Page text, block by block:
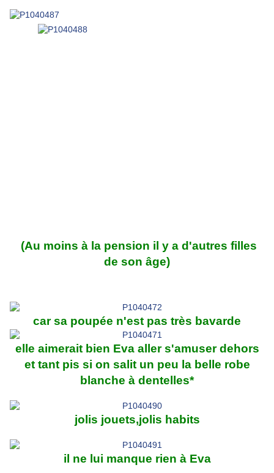
(Au moins à la pension il y a d'autres filles
de son âge)
car sa poupée n'est pas très bavarde
elle aimerait bien Eva aller s'amuser dehors
et tant pis si on salit un peu la belle robe
blanche à dentelles*
jolis jouets,jolis habits
il ne lui manque rien à Eva